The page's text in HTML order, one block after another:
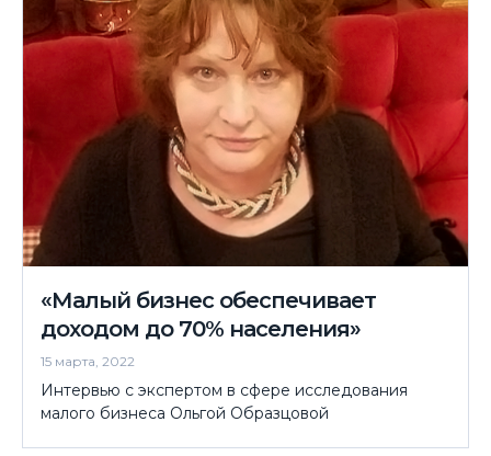
«Малый бизнес обеспечивает
доходом до 70% населения»
15 марта, 2022
Интервью с экспертом в сфере исследования
малого бизнеса Ольгой Образцовой